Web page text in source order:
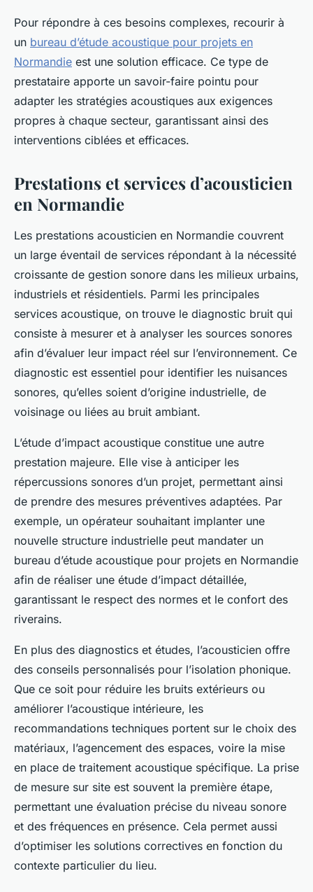
Pour répondre à ces besoins complexes, recourir à
un bureau d’étude acoustique pour projets en
Normandie est une solution efficace. Ce type de
prestataire apporte un savoir-faire pointu pour
adapter les stratégies acoustiques aux exigences
propres à chaque secteur, garantissant ainsi des
interventions ciblées et efficaces.
Prestations et services d’acousticien
en Normandie
Les prestations acousticien en Normandie couvrent
un large éventail de services répondant à la nécessité
croissante de gestion sonore dans les milieux urbains,
industriels et résidentiels. Parmi les principales
services acoustique, on trouve le diagnostic bruit qui
consiste à mesurer et à analyser les sources sonores
afin d’évaluer leur impact réel sur l’environnement. Ce
diagnostic est essentiel pour identifier les nuisances
sonores, qu’elles soient d’origine industrielle, de
voisinage ou liées au bruit ambiant.
L’étude d’impact acoustique constitue une autre
prestation majeure. Elle vise à anticiper les
répercussions sonores d’un projet, permettant ainsi
de prendre des mesures préventives adaptées. Par
exemple, un opérateur souhaitant implanter une
nouvelle structure industrielle peut mandater un
bureau d’étude acoustique pour projets en Normandie
afin de réaliser une étude d’impact détaillée,
garantissant le respect des normes et le confort des
riverains.
En plus des diagnostics et études, l’acousticien offre
des conseils personnalisés pour l’isolation phonique.
Que ce soit pour réduire les bruits extérieurs ou
améliorer l’acoustique intérieure, les
recommandations techniques portent sur le choix des
matériaux, l’agencement des espaces, voire la mise
en place de traitement acoustique spécifique. La prise
de mesure sur site est souvent la première étape,
permettant une évaluation précise du niveau sonore
et des fréquences en présence. Cela permet aussi
d’optimiser les solutions correctives en fonction du
contexte particulier du lieu.